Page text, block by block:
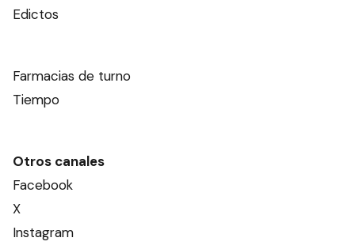
Edictos
Farmacias de turno
Tiempo
Otros canales
Facebook
X
Instagram